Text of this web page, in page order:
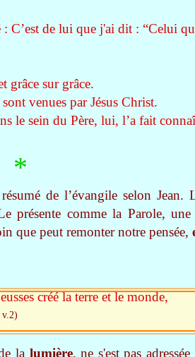
: C’est de lui que j'ai dit : “Celui
grâce sur grâce.
venues par Jésus Christ.
le sein du Père, lui, l’a fait
de l’évangile selon Jean.
présente comme la Parole, une
que peut remonter notre pensée,
créé la terre et le monde,
v.2)
la lumière, ne s'est pas